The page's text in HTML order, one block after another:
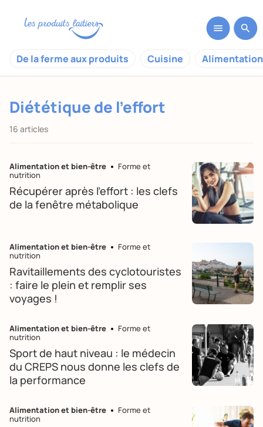
De la ferme aux produits Cuisine
Diététique de l'effort
16 articles
Alimentation et bien-être
Forme et
nutrition
Récupérer après l’effort : les clefs
de la fenêtre métabolique
Alimentation et bien-être
Forme et
nutrition
Ravitaillements des cyclotouristes
: faire le plein et remplir ses
voyages !
Alimentation et bien-être
Forme et
nutrition
Sport de haut niveau : le médecin
du CREPS nous donne les clefs de
la performance
Alimentation et bien-être
Forme et
nutrition